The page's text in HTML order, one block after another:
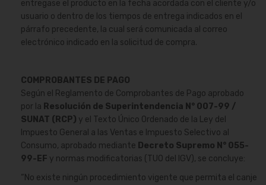
entregase el producto en la fecha acordada con el cliente y/o
usuario o dentro de los tiempos de entrega indicados en el
párrafo precedente, la cual será comunicada al correo
electrónico indicado en la solicitud de compra.
COMPROBANTES DE PAGO
Según el Reglamento de Comprobantes de Pago aprobado
por la Resolución de Superintendencia N° 007-99 /
SUNAT (RCP) y el Texto Único Ordenado de la Ley del
Impuesto General a las Ventas e Impuesto Selectivo al
Consumo, aprobado mediante Decreto Supremo N° 055-
99-EF y normas modificatorias (TUO del IGV), se concluye:
“No existe ningún procedimiento vigente que permita el canje